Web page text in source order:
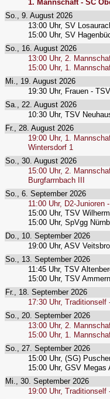
1. Mannschaft - SC
So., 9. August 2026
13:00 Uhr, SV
15:00 Uhr, SV
So., 16. August 2026
13:00 Uhr, 2.
15:00 Uhr, 1.
Mi., 19. August 2026
19:30 Uhr, Frauen -
Sa., 22. August 2026
10:30 Uhr, TSV
Fr., 28. August 2026
19:00 Uhr, 1.
Wintersdorf 1
So., 30. August 2026
15:00 Uhr, 2.
Burgfarrnbach III
So., 6. September 2026
11:00 Uhr, D2-Junioren
15:00 Uhr, TSV
15:00 Uhr, SpVgg
Do., 10. September 2026
19:00 Uhr, ASV
So., 13. September 2026
11:45 Uhr, TSV
15:00 Uhr, TSV
Fr., 18. September 2026
17:30 Uhr, Traditionself
So., 20. September 2026
13:00 Uhr, 2.
15:00 Uhr, 1.
So., 27. September 2026
15:00 Uhr, (SG)
15:00 Uhr, GSV Megas
Mi., 30. September 2026
19:00 Uhr, Traditionself